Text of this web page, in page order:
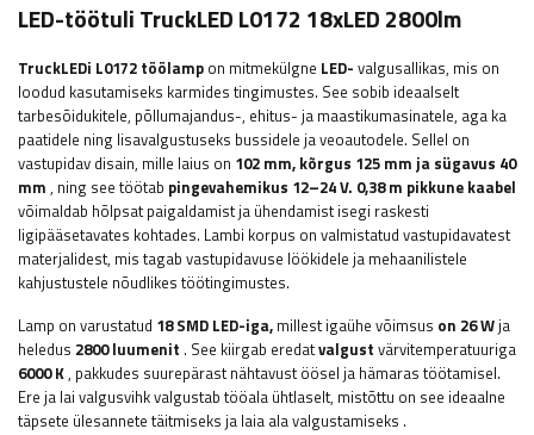
LED-töötuli TruckLED L0172 18xLED 2800lm
TruckLEDi L0172 töölamp on mitmekülgne LED- valgusallikas, mis on
loodud kasutamiseks karmides tingimustes. See sobib ideaalselt
tarbesõidukitele, põllumajandus-, ehitus- ja maastikumasinatele, aga ka
paatidele ning lisavalgustuseks bussidele ja veoautodele. Sellel on
vastupidav disain, mille laius on 102 mm, kõrgus 125 mm ja sügavus 40
mm , ning see töötab pingevahemikus 12–24 V. 0,38 m pikkune kaabel
võimaldab hõlpsat paigaldamist ja ühendamist isegi raskesti
ligipääsetavates kohtades. Lambi korpus on valmistatud vastupidavatest
materjalidest, mis tagab vastupidavuse löökidele ja mehaanilistele
kahjustustele nõudlikes töötingimustes.
Lamp on varustatud 18 SMD LED-iga, millest igaühe võimsus on 26 Wja
heledus 2800 luumenit . See kiirgab eredatvalgust värvitemperatuuriga
6000 K, pakkudes suurepärast nähtavust öösel ja hämaras töötamisel.
Ere ja lai valgusvihk valgustab tööala ühtlaselt, mistõttu on see ideaalne
täpsete ülesannete täitmiseks ja laia ala valgustamiseks .